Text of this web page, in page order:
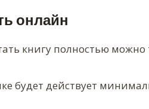
онлайн
книгу полностью можно
будет действует